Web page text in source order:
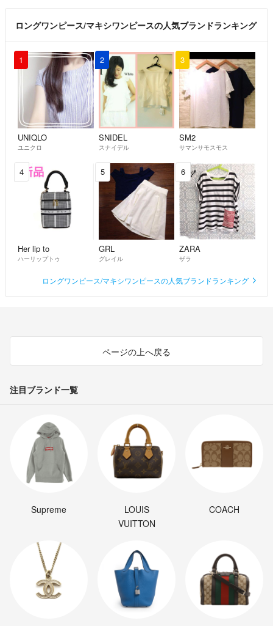
ロングワンピース/マキシワンピースの人気ブランドランキング
1
UNIQLO
ユニクロ
2
SNIDEL
スナイデル
3
SM2
サマンサモスモス
4
Her lip to
ハーリップトゥ
5
GRL
グレイル
6
ZARA
ザラ
ロングワンピース/マキシワンピースの人気ブランドランキング
ページの上へ戻る
注目ブランド一覧
Supreme
LOUIS
VUITTON
COACH